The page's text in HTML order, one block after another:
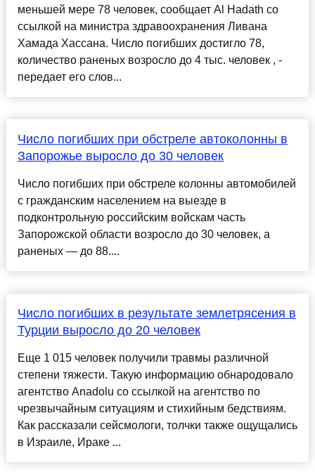
меньшей мере 78 человек, сообщает Al Hadath со
ссылкой на министра здравоохранения Ливана
Хамада Хассана. Число погибших достигло 78,
количество раненых возросло до 4 тыс. человек , -
передает его слов...
Число погибших при обстреле автоколонны в
Запорожье выросло до 30 человек
Число погибших при обстреле колонны автомобилей
с гражданским населением на выезде в
подконтрольную российским войскам часть
Запорожской области возросло до 30 человек, а
раненых — до 88....
Число погибших в результате землетрясения в
Турции выросло до 20 человек
Еще 1 015 человек получили травмы различной
степени тяжести. Такую информацию обнародовало
агентство Anadolu со ссылкой на агентство по
чрезвычайным ситуациям и стихийным бедствиям.
Как рассказали сейсмологи, толчки также ощущались
в Израиле, Ираке ...